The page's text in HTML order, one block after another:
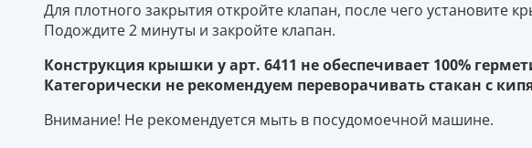
Для плотного закрытия откройте клапан, после чего установите
Подождите 2 минуты и закройте клапан.
Конструкция крышки у арт. 6411 не обеспечивает 100%
Категорически не рекомендуем переворачивать стакан с
Внимание! Не рекомендуется мыть в посудомоечной машине.